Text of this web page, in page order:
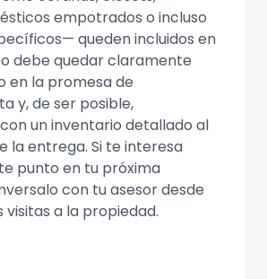
empotrados o incluso
queden incluidos en
debe quedar claramente
en la promesa de
y, de ser posible,
un inventario detallado al
la entrega. Si te interesa
punto en tu próxima
con tu asesor desde
visitas a la propiedad.